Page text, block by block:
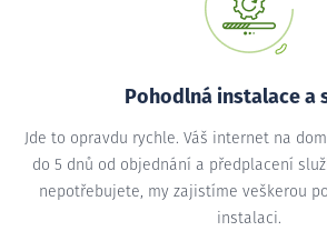
Pohodlná instalace a
Jde to opravdu rychle. Váš internet na
do 5 dnů od objednání a předplacení
nepotřebujete, my zajistíme veškerou
instalaci.